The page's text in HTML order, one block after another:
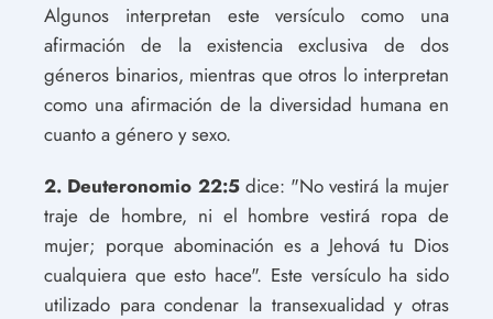
Algunos interpretan este versículo como una
afirmación de la existencia exclusiva de dos
géneros binarios, mientras que otros lo interpretan
como una afirmación de la diversidad humana en
cuanto a género y sexo.
2. Deuteronomio 22:5dice: "No vestirá la mujer
traje de hombre, ni el hombre vestirá ropa de
mujer; porque abominación es a Jehová tu Dios
cualquiera que esto hace". Este versículo ha sido
utilizado para condenar la transexualidad y otras